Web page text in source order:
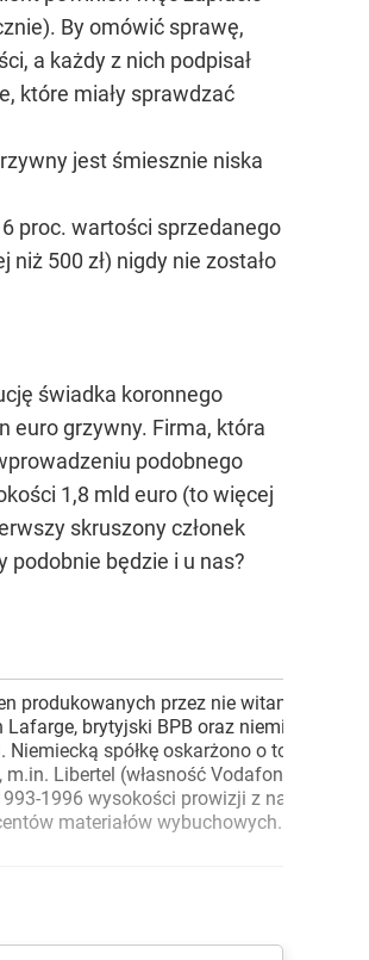
By omówić sprawę,
a każdy z nich podpisał
które miały sprawdzać
jest śmiesznie niska
proc. wartości sprzedanego
500 zł) nigdy nie zostało
świadka koronnego
euro grzywny. Firma, która
podobnego
1,8 mld euro (to więcej
skruszony członek
podobnie będzie i u nas?
produkowanych przez nie witamin.
brytyjski BPB oraz niemiecki
spółkę oskarżono o to, że w
Libertel (własność Vodafone), BEN
1996 wysokości prowizji z
materiałów wybuchowych. W